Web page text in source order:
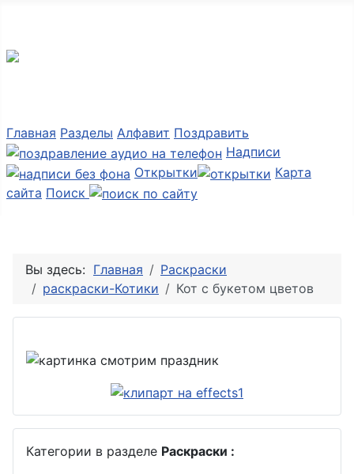
Главная Разделы Алфавит Поздравить
Надписи
Открытки
Карта
сайта Поиск
Вы здесь: Главная
Раскраски
раскраски-Котики
Кот с букетом цветов
Категории в разделе Раскраски :